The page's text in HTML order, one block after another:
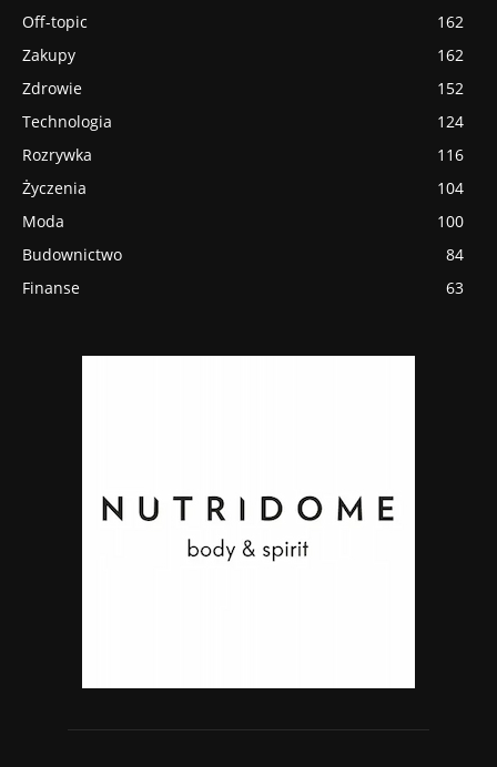
Off-topic
162
Zakupy
162
Zdrowie
152
Technologia
124
Rozrywka
116
Życzenia
104
Moda
100
Budownictwo
84
Finanse
63